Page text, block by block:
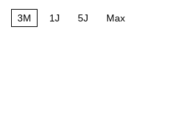
3M 1J 5J Max